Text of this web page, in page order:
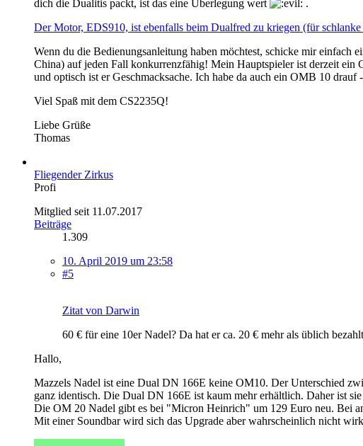
dich die Dualitis packt, ist das eine Überlegung wert
.
Der Motor, EDS910, ist ebenfalls beim Dualfred zu kriegen (für schlanke
Wenn du die Bedienungsanleitung haben möchtest, schicke mir einfach
China) auf jeden Fall konkurrenzfähig! Mein Hauptspieler ist derzeit
und optisch ist er Geschmacksache. Ich habe da auch ein OMB 10 drauf
Viel Spaß mit dem CS2235Q!
Liebe Grüße
Thomas
Fliegender Zirkus
Profi
Mitglied seit 11.07.2017
Beiträge
1.309
10. April 2019 um 23:58
#5
Zitat von Darwin
60 € für eine 10er Nadel? Da hat er ca. 20 € mehr als üblich
Hallo,
Mazzels Nadel ist eine Dual DN 166E keine OM10. Der Unterschied
ganz identisch. Die Dual DN 166E ist kaum mehr erhältlich. Daher ist
Die OM 20 Nadel gibt es bei "Micron Heinrich" um 129 Euro neu. Bei
Mit einer Soundbar wird sich das Upgrade aber wahrscheinlich nicht